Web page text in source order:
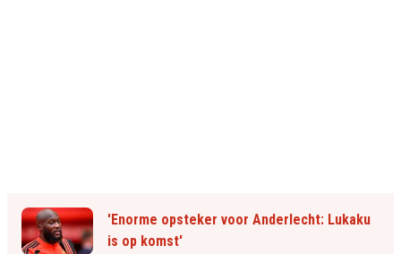
'Enorme opsteker voor Anderlecht: Lukaku
is op komst'